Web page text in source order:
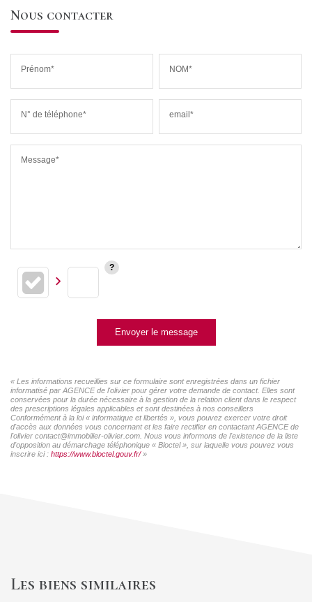
Nous contacter
Prénom* NOM*
N° de téléphone* email*
Message*
Envoyer le message
« Les informations recueillies sur ce formulaire sont enregistrées dans un fichier
informatisé par AGENCE de l'olivier pour gérer votre demande de contact. Elles sont
conservées pour la durée nécessaire à la gestion de la relation client dans le respect
des prescriptions légales applicables et sont destinées à nos conseillers
Conformément à la loi « informatique et libertés », vous pouvez exercer votre droit
d'accès aux données vous concernant et les faire rectifier en contactant AGENCE de
l'olivier contact@immobilier-olivier.com. Nous vous informons de l'existence de la liste
d'opposition au démarchage téléphonique « Bloctel », sur laquelle vous pouvez vous
inscrire ici : https://www.bloctel.gouv.fr/»
Les biens similaires